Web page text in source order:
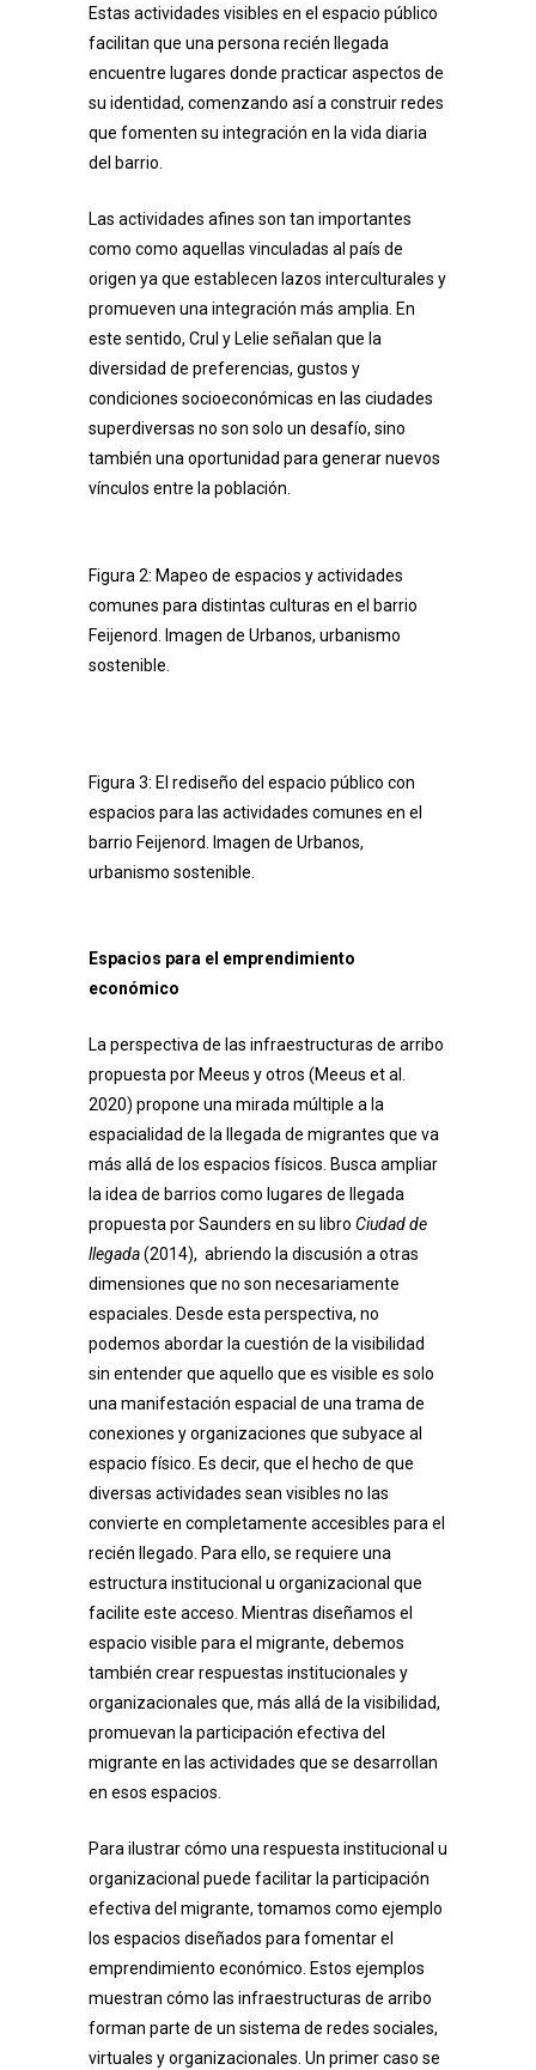
Estas actividades visibles en el espacio público
facilitan que una persona recién llegada
encuentre lugares donde practicar aspectos de
su identidad, comenzando así a construir redes
que fomenten su integración en la vida diaria
del barrio.
Las actividades afines son tan importantes
como como aquellas vinculadas al país de
origen ya que establecen lazos interculturales y
promueven una integración más amplia. En
este sentido, Crul y Lelie señalan que la
diversidad de preferencias, gustos y
condiciones socioeconómicas en las ciudades
superdiversas no son solo un desafío, sino
también una oportunidad para generar nuevos
vínculos entre la población.
Figura 2: Mapeo de espacios y actividades
comunes para distintas culturas en el barrio
Feijenord. Imagen de Urbanos, urbanismo
sostenible.
Figura 3: El rediseño del espacio público con
espacios para las actividades comunes en el
barrio Feijenord. Imagen de Urbanos,
urbanismo sostenible.
Espacios para el emprendimiento
económico
La perspectiva de las infraestructuras de arribo
propuesta por Meeus y otros (Meeus et al.
2020) propone una mirada múltiple a la
espacialidad de la llegada de migrantes que va
más allá de los espacios físicos. Busca ampliar
la idea de barrios como lugares de llegada
propuesta por Saunders en su libro Ciudad de
llegada(2014), abriendo la discusión a otras
dimensiones que no son necesariamente
espaciales. Desde esta perspectiva, no
podemos abordar la cuestión de la visibilidad
sin entender que aquello que es visible es solo
una manifestación espacial de una trama de
conexiones y organizaciones que subyace al
espacio físico. Es decir, que el hecho de que
diversas actividades sean visibles no las
convierte en completamente accesibles para el
recién llegado. Para ello, se requiere una
estructura institucional u organizacional que
facilite este acceso. Mientras diseñamos el
espacio visible para el migrante, debemos
también crear respuestas institucionales y
organizacionales que, más allá de la visibilidad,
promuevan la participación efectiva del
migrante en las actividades que se desarrollan
en esos espacios.
Para ilustrar cómo una respuesta institucional u
organizacional puede facilitar la participación
efectiva del migrante, tomamos como ejemplo
los espacios diseñados para fomentar el
emprendimiento económico. Estos ejemplos
muestran cómo las infraestructuras de arribo
forman parte de un sistema de redes sociales,
virtuales y organizacionales. Un primer caso se